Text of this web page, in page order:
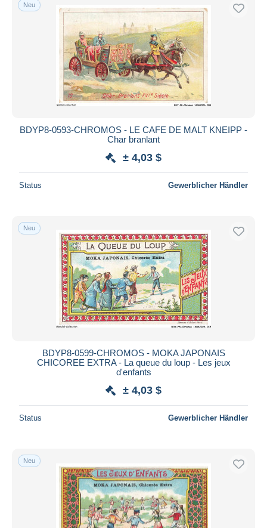
Neu
BDYP8-0593-CHROMOS - LE CAFE DE MALT KNEIPP -
Char branlant
± 4,03 $
Status Gewerblicher Händler
Neu
BDYP8-0599-CHROMOS - MOKA JAPONAIS
CHICOREE EXTRA - La queue du loup - Les jeux
d'enfants
± 4,03 $
Status Gewerblicher Händler
Neu